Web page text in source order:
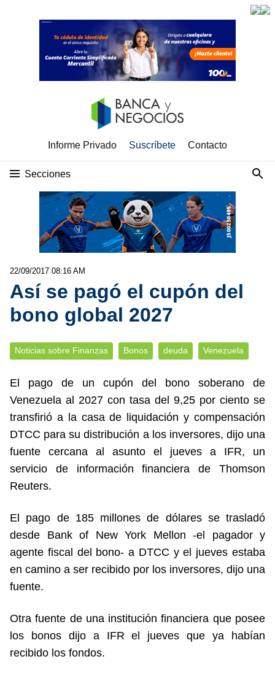
Informe Privado Suscríbete Contacto
Secciones
22/09/2017 08:16 AM
Así se pagó el cupón del
bono global 2027
Noticias sobre Finanzas Bonos deuda Venezuela
El pago de un cupón del bono soberano de
Venezuela al 2027 con tasa del 9,25 por ciento se
transfirió a la casa de liquidación y compensación
DTCC para su distribución a los inversores, dijo una
fuente cercana al asunto el jueves a IFR, un
servicio de información financiera de Thomson
Reuters.
El pago de 185 millones de dólares se trasladó
desde Bank of New York Mellon -el pagador y
agente fiscal del bono- a DTCC y el jueves estaba
en camino a ser recibido por los inversores, dijo una
fuente.
Otra fuente de una institución financiera que posee
los bonos dijo a IFR el jueves que ya habían
recibido los fondos.